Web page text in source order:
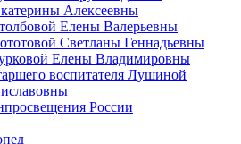
Алексеевны
Елены Валерьевны
Светланы Геннадьевны
Елены Владимировны
воспитателя Лушиной
России